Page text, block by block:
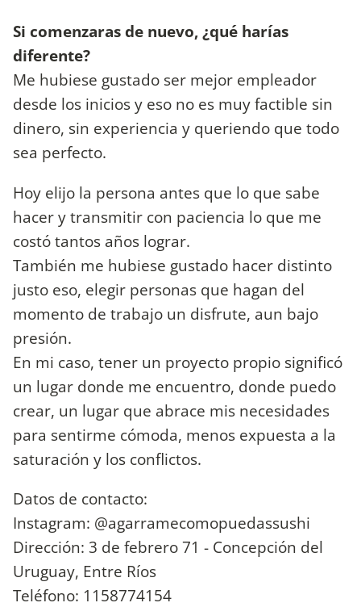
Si comenzaras de nuevo, ¿qué harías
diferente?
Me hubiese gustado ser mejor empleador
desde los inicios y eso no es muy factible sin
dinero, sin experiencia y queriendo que todo
sea perfecto.
Hoy elijo la persona antes que lo que sabe
hacer y transmitir con paciencia lo que me
costó tantos años lograr.
También me hubiese gustado hacer distinto
justo eso, elegir personas que hagan del
momento de trabajo un disfrute, aun bajo
presión.
En mi caso, tener un proyecto propio significó
un lugar donde me encuentro, donde puedo
crear, un lugar que abrace mis necesidades
para sentirme cómoda, menos expuesta a la
saturación y los conflictos.
Datos de contacto:
Instagram: @agarramecomopuedassushi
Dirección: 3 de febrero 71 - Concepción del
Uruguay, Entre Ríos
Teléfono: 1158774154